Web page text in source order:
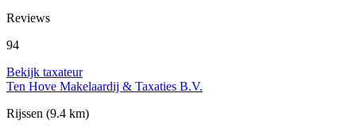
Reviews
94
Bekijk taxateur
Ten Hove Makelaardij & Taxaties B.V.
Rijssen (9.4 km)